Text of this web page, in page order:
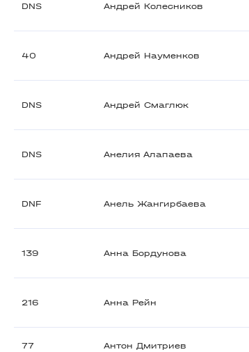
DNS Андрей Колесников
40 Андрей Науменков
DNS Андрей Смаглюк
DNS Анелия Алапаева
DNF Анель Жангирбаева
139 Анна Бордунова
216 Анна Рейн
77 Антон Дмитриев